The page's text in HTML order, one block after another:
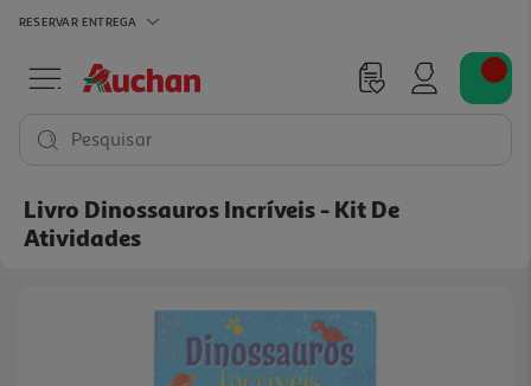
RESERVAR ENTREGA
Pesquisar
Livro Dinossauros Incríveis - Kit De
Atividades